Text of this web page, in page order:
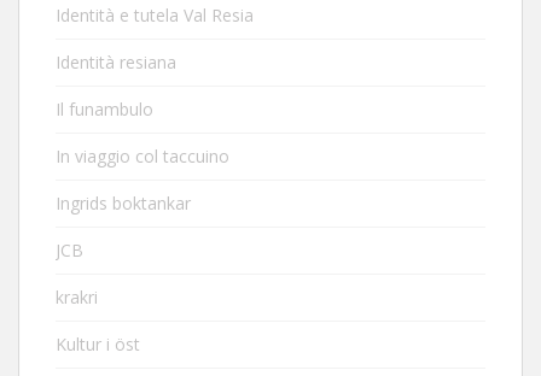
Identità e tutela Val Resia
Identità resiana
Il funambulo
In viaggio col taccuino
Ingrids boktankar
JCB
krakri
Kultur i öst